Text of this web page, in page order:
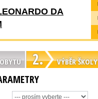
DA
2. VÝBĚR ŠKOLY